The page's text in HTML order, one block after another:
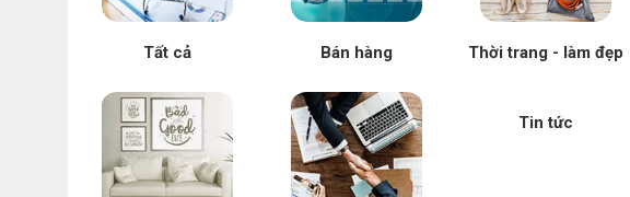
Tất cả Bán hàng Thời trang - làm đẹp
Tin tức